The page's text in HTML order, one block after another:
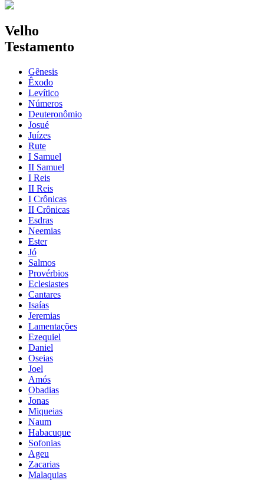
Velho
Testamento
Gênesis
Êxodo
Levítico
Números
Deuteronômio
Josué
Juízes
Rute
I Samuel
II Samuel
I Reis
II Reis
I Crônicas
II Crônicas
Esdras
Neemias
Ester
Jó
Salmos
Provérbios
Eclesiastes
Cantares
Isaías
Jeremias
Lamentações
Ezequiel
Daniel
Oseias
Joel
Amós
Obadias
Jonas
Miqueias
Naum
Habacuque
Sofonias
Ageu
Zacarias
Malaquias